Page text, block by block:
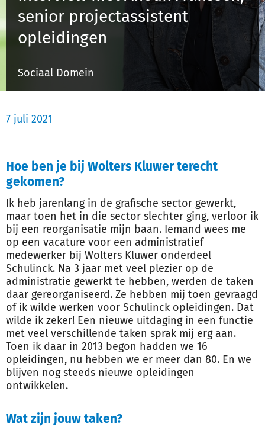
Inloggen
senior projectassistent
opleidingen
Sociaal Domein
7 juli 2021
Hoe ben je bij Wolters Kluwer terecht
gekomen?
Ik heb jarenlang in de grafische sector gewerkt,
maar toen het in die sector slechter ging, verloor ik
bij een reorganisatie mijn baan. Iemand wees me
op een vacature voor een administratief
medewerker bij Wolters Kluwer onderdeel
Schulinck. Na 3 jaar met veel plezier op de
administratie gewerkt te hebben, werden de taken
daar gereorganiseerd. Ze hebben mij toen gevraagd
of ik wilde werken voor Schulinck opleidingen. Dat
wilde ik zeker! Een nieuwe uitdaging in een functie
met veel verschillende taken sprak mij erg aan.
Toen ik daar in 2013 begon hadden we 16
opleidingen, nu hebben we er meer dan 80. En we
blijven nog steeds nieuwe opleidingen
ontwikkelen.
Wat zijn jouw taken?